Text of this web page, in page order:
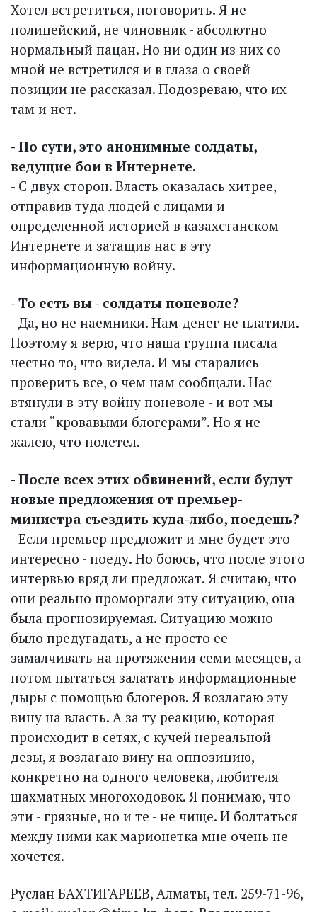
Хотел встретиться, поговорить. Я не
полицейский, не чиновник - абсолютно
нормальный пацан. Но ни один из них со
мной не встретился и в глаза о своей
позиции не рассказал. Подозреваю, что их
там и нет.
- По сути, это анонимные солдаты,
ведущие бои в Интернете.
- С двух сторон. Власть оказалась хитрее,
отправив туда людей с лицами и
определенной историей в казахстанском
Интернете и затащив нас в эту
информационную войну.
- То есть вы - солдаты поневоле?
- Да, но не наемники. Нам денег не платили.
Поэтому я верю, что наша группа писала
честно то, что видела. И мы старались
проверить все, о чем нам сообщали. Нас
втянули в эту войну поневоле - и вот мы
стали “кровавыми блогерами”. Но я не
жалею, что полетел.
- После всех этих обвинений, если будут
новые предложения от премьер-
министра съездить куда-либо, поедешь?
- Если премьер предложит и мне будет это
интересно - поеду. Но боюсь, что после этого
интервью вряд ли предложат. Я считаю, что
они реально проморгали эту ситуацию, она
была прогнозируемая. Ситуацию можно
было предугадать, а не просто ее
замалчивать на протяжении семи месяцев, а
потом пытаться залатать информационные
дыры с помощью блогеров. Я возлагаю эту
вину на власть. А за ту реакцию, которая
происходит в сетях, с кучей нереальной
дезы, я возлагаю вину на оппозицию,
конкретно на одного человека, любителя
шахматных многоходовок. Я понимаю, что
эти - грязные, но и те - не чище. И болтаться
между ними как марионетка мне очень не
хочется.
Руслан БАХТИГАРЕЕВ, Алматы, тел. 259-71-96,